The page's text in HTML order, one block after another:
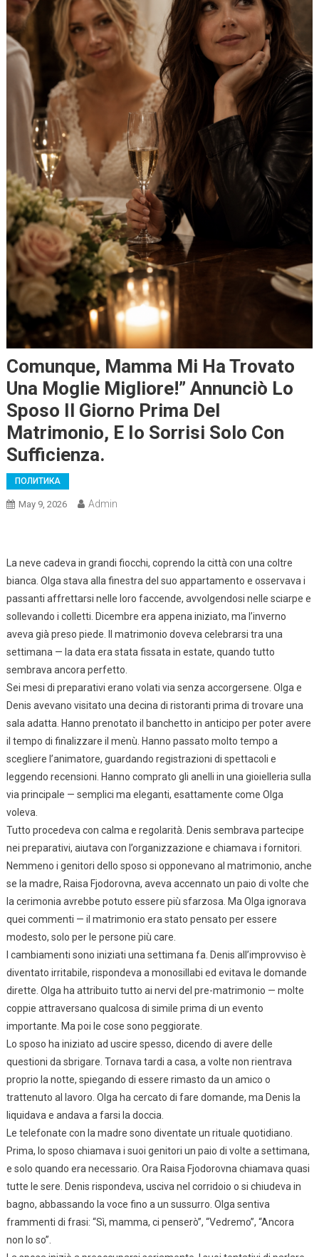
Comunque, Mamma Mi Ha Trovato
Una Moglie Migliore!” Annunciò Lo
Sposo Il Giorno Prima Del
Matrimonio, E Io Sorrisi Solo Con
Sufficienza.
ПОЛИТИКА
May 9, 2026 Admin
La neve cadeva in grandi fiocchi, coprendo la città con una coltre
bianca. Olga stava alla finestra del suo appartamento e osservava i
passanti affrettarsi nelle loro faccende, avvolgendosi nelle sciarpe e
sollevando i colletti. Dicembre era appena iniziato, ma l’inverno
aveva già preso piede. Il matrimonio doveva celebrarsi tra una
settimana — la data era stata fissata in estate, quando tutto
sembrava ancora perfetto.
Sei mesi di preparativi erano volati via senza accorgersene. Olga e
Denis avevano visitato una decina di ristoranti prima di trovare una
sala adatta. Hanno prenotato il banchetto in anticipo per poter avere
il tempo di finalizzare il menù. Hanno passato molto tempo a
scegliere l’animatore, guardando registrazioni di spettacoli e
leggendo recensioni. Hanno comprato gli anelli in una gioielleria sulla
via principale — semplici ma eleganti, esattamente come Olga
voleva.
Tutto procedeva con calma e regolarità. Denis sembrava partecipe
nei preparativi, aiutava con l’organizzazione e chiamava i fornitori.
Nemmeno i genitori dello sposo si opponevano al matrimonio, anche
se la madre, Raisa Fjodorovna, aveva accennato un paio di volte che
la cerimonia avrebbe potuto essere più sfarzosa. Ma Olga ignorava
quei commenti — il matrimonio era stato pensato per essere
modesto, solo per le persone più care.
I cambiamenti sono iniziati una settimana fa. Denis all’improvviso è
diventato irritabile, rispondeva a monosillabi ed evitava le domande
dirette. Olga ha attribuito tutto ai nervi del pre-matrimonio — molte
coppie attraversano qualcosa di simile prima di un evento
importante. Ma poi le cose sono peggiorate.
Lo sposo ha iniziato ad uscire spesso, dicendo di avere delle
questioni da sbrigare. Tornava tardi a casa, a volte non rientrava
proprio la notte, spiegando di essere rimasto da un amico o
trattenuto al lavoro. Olga ha cercato di fare domande, ma Denis la
liquidava e andava a farsi la doccia.
Le telefonate con la madre sono diventate un rituale quotidiano.
Prima, lo sposo chiamava i suoi genitori un paio di volte a settimana,
e solo quando era necessario. Ora Raisa Fjodorovna chiamava quasi
tutte le sere. Denis rispondeva, usciva nel corridoio o si chiudeva in
bagno, abbassando la voce fino a un sussurro. Olga sentiva
frammenti di frasi: “Sì, mamma, ci penserò”, “Vedremo”, “Ancora
non lo so”.